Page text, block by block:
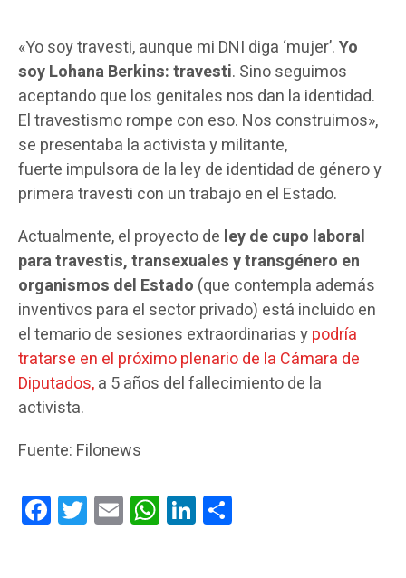
«Yo soy travesti, aunque mi DNI diga ‘mujer’.Yo
soy Lohana Berkins: travesti. Sino seguimos
aceptando que los genitales nos dan la identidad.
El travestismo rompe con eso. Nos construimos»,
se presentaba la activista y militante,
fuerte impulsora de la ley de identidad de género y
primera travesti con un trabajo en el Estado.
Actualmente, el proyecto de ley de cupo laboral
para travestis, transexuales y transgénero en
organismos del Estado (que contempla además
inventivos para el sector privado) está incluido en
el temario de sesiones extraordinarias ypodría
tratarse en el próximo plenario de la Cámara de
Diputados,a 5 años del fallecimiento de la
activista.
Fuente: Filonews
FacebookTwitterEmail WhatsAppLinkedIn